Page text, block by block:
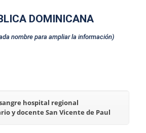
DOMINICANA
nombre para ampliar la información)
hospital regional
y docente San Vicente de Paul